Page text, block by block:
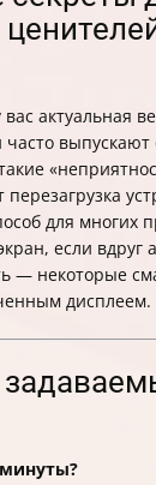
вас актуальная
выпускают
перезагрузка
для многих
если вдруг
— некоторые
дисплеем.